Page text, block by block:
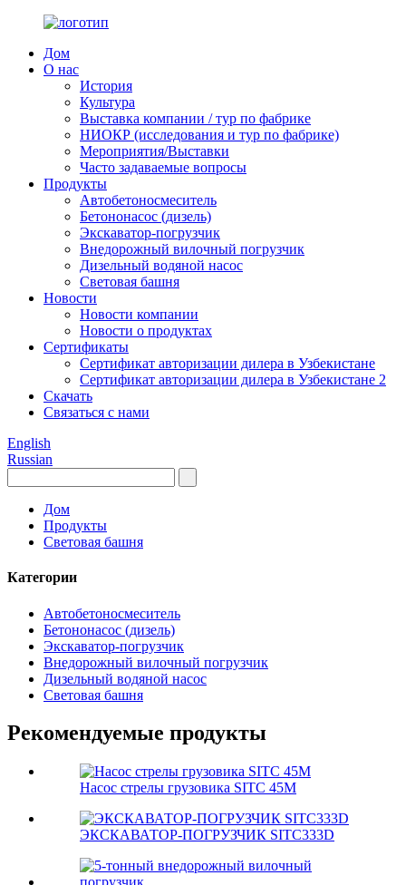
Дом
О нас
История
Культура
Выставка компании / тур по фабрике
НИОКР (исследования и тур по фабрике)
Мероприятия/Выставки
Часто задаваемые вопросы
Продукты
Автобетоносмеситель
Бетононасос (дизель)
Экскаватор-погрузчик
Внедорожный вилочный погрузчик
Дизельный водяной насос
Световая башня
Новости
Новости компании
Новости о продуктах
Сертификаты
Сертификат авторизации дилера в Узбекистане
Сертификат авторизации дилера в Узбекистане 2
Скачать
Связаться с нами
English
Russian
Дом
Продукты
Световая башня
Категории
Автобетоносмеситель
Бетононасос (дизель)
Экскаватор-погрузчик
Внедорожный вилочный погрузчик
Дизельный водяной насос
Световая башня
Рекомендуемые продукты
Насос стрелы грузовика SITC 45M
ЭКСКАВАТОР-ПОГРУЗЧИК SITC333D